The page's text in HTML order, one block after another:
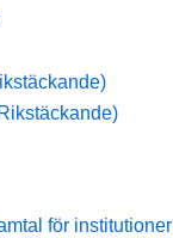
för institutioner